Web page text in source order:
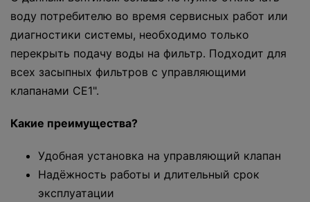
воду потребителю во время сервисных работ или
диагностики системы, необходимо только
перекрыть подачу воды на фильтр. Подходит для
всех засыпных фильтров с управляющими
клапанами СЕ1".
Какие преимущества?
Удобная установка на управляющий клапан
Надёжность работы и длительный срок
эксплуатации